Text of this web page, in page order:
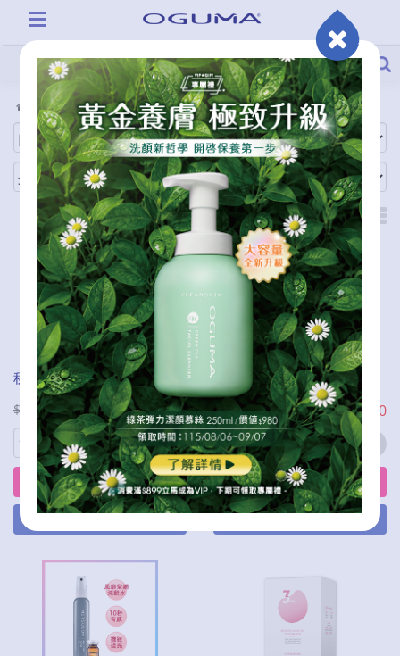
全商品 商品系列
秘之湧天堂之泉補充瓶
$4,980 $2,180
立刻購買
加入購物車
秘之湧天堂之泉(緋霞粉)
$980 $440
立刻購買
加入購物車